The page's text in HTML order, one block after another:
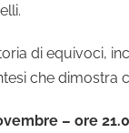
di equivoci,
che dimostra
– ore